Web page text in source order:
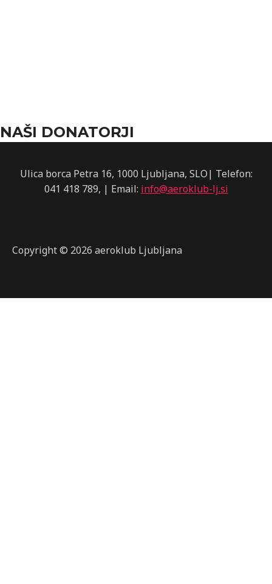
NAŠI DONATORJI
Ulica borca Petra 16, 1000 Ljubljana, SLO| Telefon:
041 418 789, | Email: info@aeroklub-lj.si
Copyright © 2026 aeroklub Ljubljana